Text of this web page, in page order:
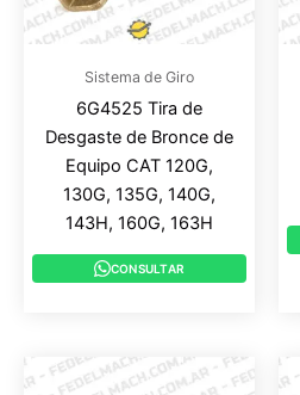
Sistema de Giro
6G4525 Tira de
Desgaste de Bronce de
Equipo CAT 120G,
130G, 135G, 140G,
143H, 160G, 163H
CONSULTAR